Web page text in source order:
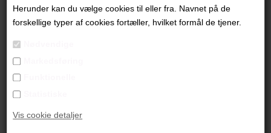
Herunder kan du vælge cookies til eller fra. Navnet på de
forskellige typer af cookies fortæller, hvilket formål de tjener.
Vis cookie detaljer
2.800,00DKK
"Light Bulb"
40x30 cm.